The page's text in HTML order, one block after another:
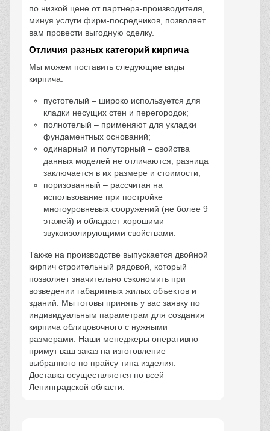
по низкой цене от партнера-производителя,
минуя услуги фирм-посредников, позволяет
вам провести выгодную сделку.
Отличия разных категорий кирпича
Мы можем поставить следующие виды
кирпича:
пустотелый – широко используется для
кладки несущих стен и перегородок;
полнотелый – применяют для укладки
фундаментных оснований;
одинарный и полуторный – свойства
данных моделей не отличаются, разница
заключается в их размере и стоимости;
поризованный – рассчитан на
использование при постройке
многоуровневых сооружений (не более 9
этажей) и обладает хорошими
звукоизолирующими свойствами.
Также на производстве выпускается двойной
кирпич строительный рядовой, который
позволяет значительно сэкономить при
возведении габаритных жилых объектов и
зданий. Мы готовы принять у вас заявку по
индивидуальным параметрам для создания
кирпича облицовочного с нужными
размерами. Наши менеджеры оперативно
примут ваш заказ на изготовление
выбранного по прайсу типа изделия.
Доставка осуществляется по всей
Ленинградской области.